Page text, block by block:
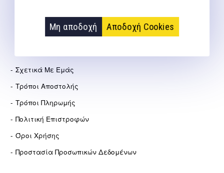
Μη αποδοχή Αποδοχή Cookies
Σχετικά Με Εμάς
Τρόποι Αποστολής
Τρόποι Πληρωμής
Πολιτική Επιστροφών
Όροι Χρήσης
Προστασία Προσωπικών Δεδομένων